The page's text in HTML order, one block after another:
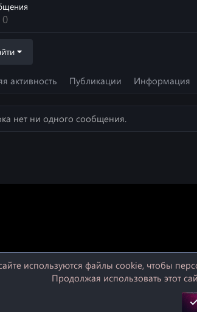
0
активность Публикации Информация
нет ни одного сообщения.
используются файлы cookie, чтобы
Продолжая использовать этот